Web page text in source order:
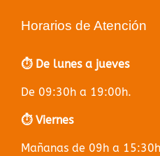
Horarios de Atención
⏱️ De lunes a jueves
De 09:30h a 19:00h.
⏱️ Viernes
Mañanas de 09h a